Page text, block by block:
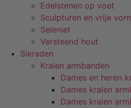
Edelstenen op voet
Sculpturen en vrije
Seleniet
Versteend hout
Sieraden
Kralen armbanden
Dames en heren
Dames kralen
Dames kralen